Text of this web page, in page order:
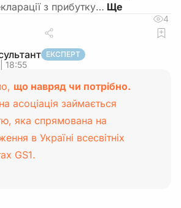
з прибутку…
4
ЕКСПЕРТ
18:55
що навряд чи потрібно.
асоціація займається
яка спрямована на
в Україні всесвітніх
GS1.